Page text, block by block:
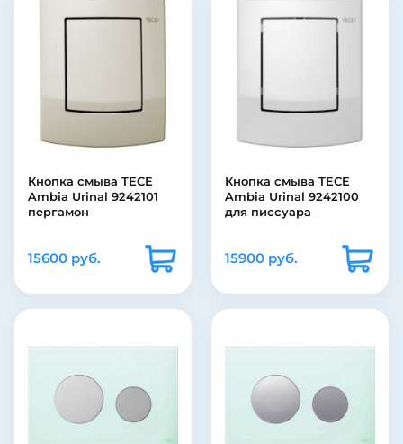
Кнопка смыва TECE
Ambia Urinal 9242101
пергамон
15600 руб.
Кнопка смыва TECE
Ambia Urinal 9242100
для писсуара
15900 руб.